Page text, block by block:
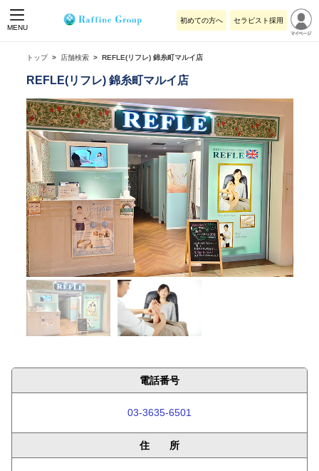
MENU
初めての方へ セラピスト採用
トップ 店舗検索 REFLE(リフレ) 錦糸町マルイ店
REFLE(リフレ) 錦糸町マルイ店
電話番号
03-3635-6501
住 所